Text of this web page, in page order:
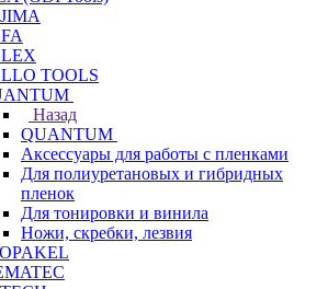
TOOLS
Назад
QUANTUM
Аксессуары для работы с пленками
Для полиуретановых и гибридных
пленок
Для тонировки и винила
Ножи, скребки, лезвия